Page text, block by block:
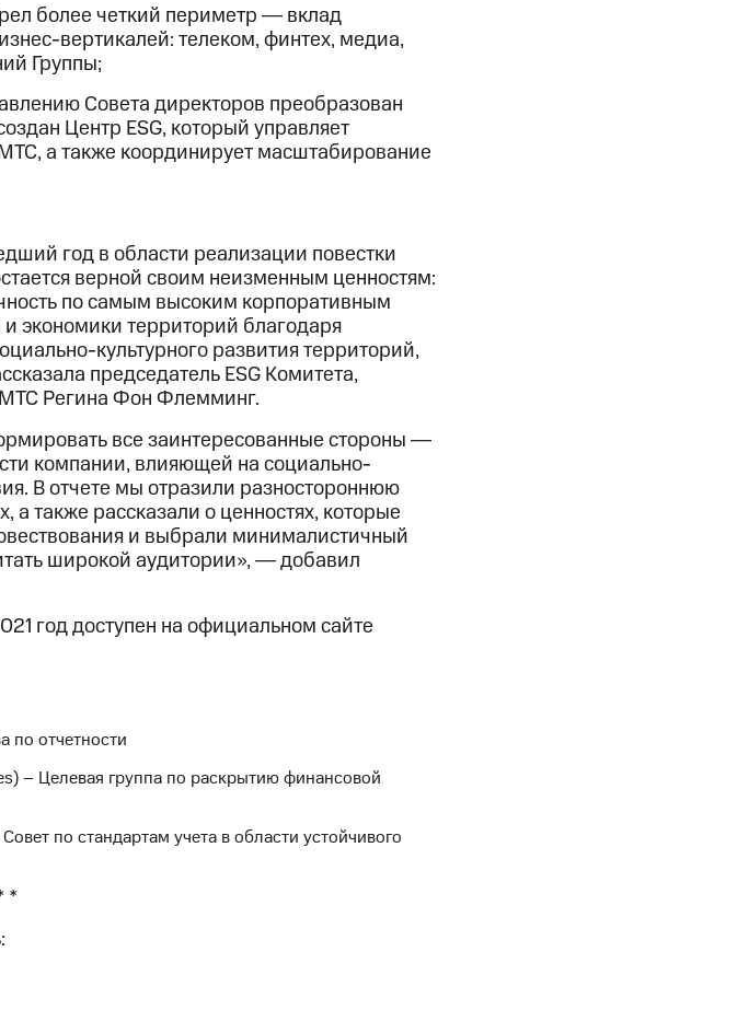
более четкий периметр ― вклад
вертикалей: телеком, финтех, медиа,
Группы;
Совета директоров преобразован
Центр ESG, который управляет
а также координирует масштабирование
год в области реализации повестки
верной своим неизменным ценностям:
по самым высоким корпоративным
экономики территорий благодаря
культурного развития территорий,
председатель ESG Комитета,
МТС Регина Фон Флемминг.
все заинтересованные стороны ―
компании, влияющей на социально-
В отчете мы отразили разностороннюю
также рассказали о ценностях, которые
и выбрали минималистичный
широкой аудитории», ― добавил
год доступен на официальном сайте
по отчетности
– Целевая группа по раскрытию финансовой
по стандартам учета в области устойчивого
*